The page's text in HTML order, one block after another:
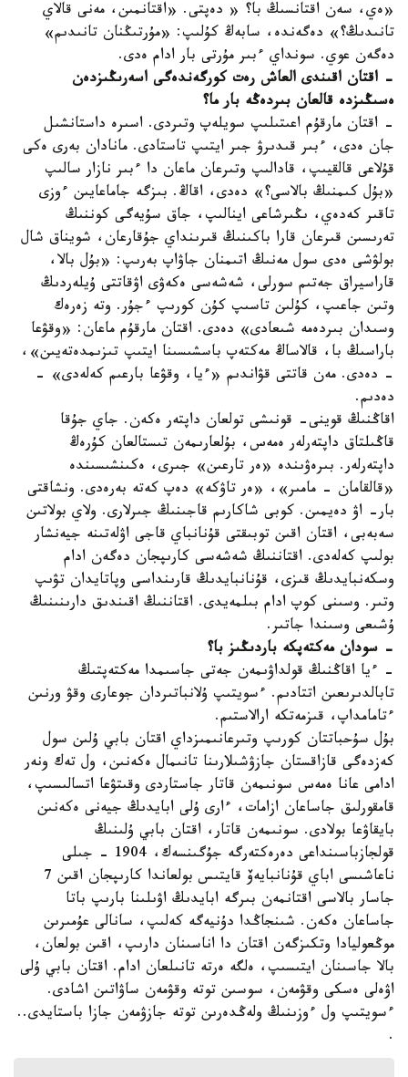
«ەي، سەن اقتانسىڭ با؟ « دەپتى. «اقتانمىن، مەنى قالاي
تانىدىڭ؟» دەگەندە، سابەڭ كۇلىپ: «مۇرتىڭنان تانىدىم»
دەگەن عوي. سونداي ءبىر مۇرتى بار ادام ەدى.
- اقتان اقىندى العاش رەت كورگەندەگى اسەرىڭىزدەن
ەسىڭىزدە قالعان بىردەڭە بار ما؟
- اقتان مارقۇم اعىتىلىپ سويلەپ وتىردى. اسىرە داستانشىل
جان ەدى، ءبىر قىدىرۋ جىر ايتىپ تاستادى. مانادان بەرى ەكى
قۇلاعى قالقيىپ، قادالىپ وتىرعان ماعان دا ءبىر نازار سالىپ
«بۇل كىمنىڭ بالاسى؟» دەدى، اقاڭ. بىزگە جاماعايىن ءوزى
تاقىر كەدەي، ىڭىرشاعى اينالىپ، جاق سۇيەگى كوننىڭ
تەرىسىن قىرعان قارا باكىنىڭ قىرىنداي جۇقارعان، شويناق شال
بولۋشى ەدى سول مەنىڭ اتىمنان جاۋاپ بەرىپ: «بۇل بالا،
قاراسيراق جەتىم سورلى، شەشەسى ەكەۋى اۋقاتتى ۇيلەردىڭ
وتىن جاعىپ، كۇلىن تاسىپ كۇن كورىپ ءجۇر. وتە زەرەك
وسىدان بىردەمە شىعادى» دەدى. اقتان مارقۇم ماعان: «وقۋعا
باراسىڭ با، قالاساڭ مەكتەپ باسشىسىنا ايتىپ تىزىمدەتەيىن»،
- دەدى. مەن قاتتى قۋاندىم «ءيا، وقۋعا بارعىم كەلەدى» -
دەدىم.
اقاڭنىڭ قوينى- قونىشى تولعان داپتەر ەكەن. جاي جۇقا
قاڭىلتاق داپتەرلەر ەمەس، بۇلعارىمەن تىستالعان كۇرەڭ
داپتەرلەر. بىرەۋىندە «ەر تارعىن» جىرى، ەكىنشىسىندە
«قالقامان - مامىر»، «ەر تاۋكە» دەپ كەتە بەرەدى. ونشاقتى
بار- اۋ دەيمىن. كوبى شاكارىم قاجىنىڭ جىرلارى. ولاي بولاتىن
سەبەبى، اقتان اقىن توبىقتى قۇنانباي قاجى اۋلەتىنە جيەنشار
بولىپ كەلەدى. اقتاننىڭ شەشەسى كارىپجان دەگەن ادام
وسكەنبايدىڭ قىزى، قۇنانبايدىڭ قارىنداسى وپاتايدان تۋىپ
وتىر. وسىنى كوپ ادام بىلمەيدى. اقتاننىڭ اقىندىق دارىنىنىڭ
ۇشىعى وسىندا جاتىر.
- سودان مەكتەپكە باردىڭىز با؟
- ءيا اقاڭنىڭ قولداۋىمەن جەتى جاسىمدا مەكتەپتىڭ
تابالدىرىعىن اتتادىم. ءسويتىپ ۇلانباتىردان جوعارى وقۋ ورنىن
ءتامامداپ، قىزمەتكە ارالاستىم.
بۇل سۇحباتتان كورىپ وتىرعانىمىزداي اقتان بابي ۇلىن سول
كەزدەگى قازاقستان جازۋشىلارىنا تانىمال ەكەنىن، ول تەك ونەر
ادامى عانا ەمەس سونىمەن قاتار جاستاردى وقىتۋعا اتسالىسىپ،
قامقورلىق جاساعان ازامات، ءارى ۇلى ابايدىڭ جيەنى ەكەنىن
بايقاۋعا بولادى. سونىمەن قاتار، اقتان بابي ۇلىنىڭ
قولجازباسىنداعى دەرەكتەرگە جۇگىنسەك، 1904 - جىلى
ناعاشىسى اباي قۇنانبايەۆ قايتىس بولعاندا كارىپجان اقىن 7
جاسار بالاسى اقتانمەن بىرگە ابايدىڭ اۋىلىنا بارىپ باتا
جاساعان ەكەن. شىنجاڭدا دۇنيەگە كەلىپ، سانالى عۇمىرىن
موڭعوليادا وتكىزگەن اقتان دا اناسىنان دارىپ، اقىن بولعان،
بالا جاسىنان ايتىسىپ، ەلگە ەرتە تانىلعان ادام. اقتان بابي ۇلى
اۋەلى ەسكى وقۋمەن، سوسىن توتە وقۋمەن ساۋاتىن اشادى.
ءسويتىپ ول ءوزىنىڭ ولەڭدەرىن توتە جازۋمەن جازا باستايدى..
.